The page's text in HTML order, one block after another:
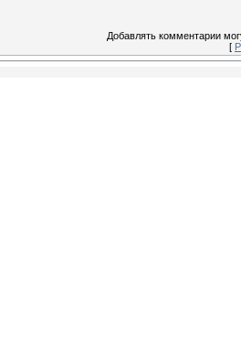
Добавлять комментарии
[